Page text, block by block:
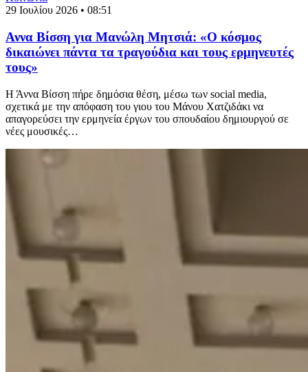
29 Ιουλίου 2026 • 08:51
Αννα Βίσση για Μανώλη Μητσιά: «Ο κόσμος
δικαιώνει πάντα τα τραγούδια και τους ερμηνευτές
τους»
Η Άννα Βίσση πήρε δημόσια θέση, μέσω των social media,
σχετικά με την απόφαση του γιου του Μάνου Χατζιδάκι να
απαγορεύσει την ερμηνεία έργων του σπουδαίου δημιουργού σε
νέες μουσικές…